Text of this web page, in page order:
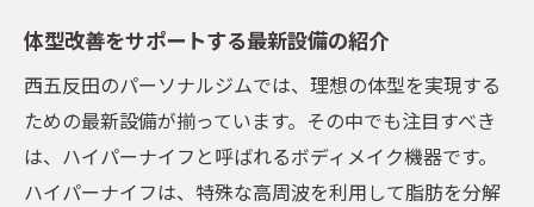
自分に合ったジムを選ぶポイント
トレーナーの専門性と信頼性の確認
施設の設備と環境のチェック
料金プランとコストパフォーマンスの考慮
体型改善をサポートする最新設備の紹介
西五反田のパーソナルジムでは、理想の体型を実現する
ための最新設備が揃っています。その中でも注目すべき
は、ハイパーナイフと呼ばれるボディメイク機器です。
ハイパーナイフは、特殊な高周波を利用して脂肪を分解